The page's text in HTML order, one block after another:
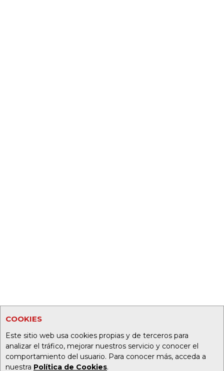
COOKIES
Este sitio web usa cookies propias y de terceros para
analizar el tráfico, mejorar nuestros servicio y conocer el
comportamiento del usuario. Para conocer más, acceda a
nuestra Política de Cookies.